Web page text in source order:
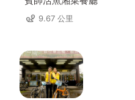
9.67 公里